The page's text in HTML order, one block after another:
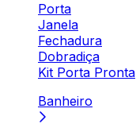
Porta
Janela
Fechadura
Dobradiça
Kit Porta Pronta
Banheiro